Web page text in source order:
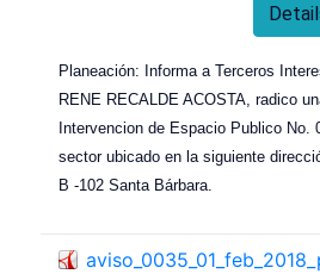
Planeación: Informa a Terceros
RENE RECALDE ACOSTA, radico
Intervencion de Espacio Publico No.
sector ubicado en la siguiente
B -102 Santa Bárbara.